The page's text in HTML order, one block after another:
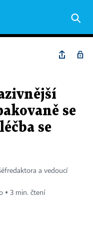
se
se
a vedoucí
▪ 3 min. čtení